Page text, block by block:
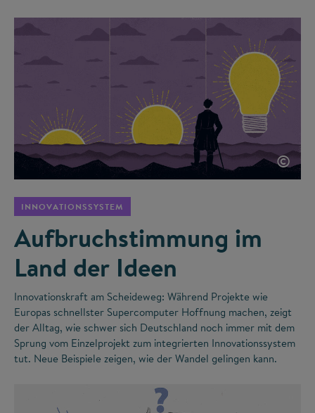
©
INNOVATIONSSYSTEM
Aufbruchstimmung im
Land der Ideen
Innovationskraft am Scheideweg: Während Projekte wie
Europas schnellster Supercomputer Hoffnung machen, zeigt
der Alltag, wie schwer sich Deutschland noch immer mit dem
Sprung vom Einzelprojekt zum integrierten Innovationssystem
tut. Neue Beispiele zeigen, wie der Wandel gelingen kann.